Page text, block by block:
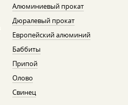
Алюминиевый прокат
Дюралевый прокат
Европейский алюминий
Баббиты
Припой
Олово
Свинец